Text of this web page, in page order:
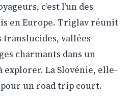
c’est l’un des
en Europe. Triglav réunit
vallées
charmants dans un
explorer. La Slovénie, elle-
un road trip court.